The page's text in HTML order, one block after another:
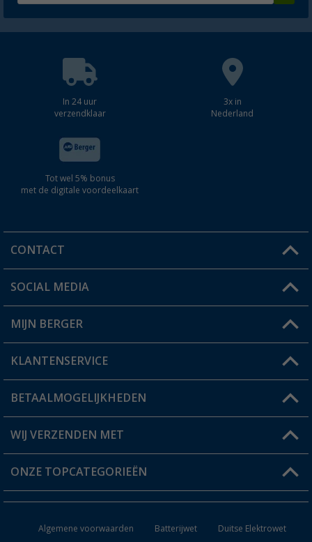
In 24 uur
verzendklaar
3x in
Nederland
Tot wel 5% bonus
met de digitale voordeelkaart
CONTACT
Een vraag?
Winkel vinden
SOCIAL MEDIA
MIJN BERGER
Mijn account
Status bestelling
Verlanglijstje
KLANTENSERVICE
FAQ & Contact
Verzendinformatie
Catalogus
BETAALMOGELIJKHEDEN
WIJ VERZENDEN MET
ONZE TOPCATEGORIEËN
Algemene voorwaarden Batterijwet Duitse Elektrowet